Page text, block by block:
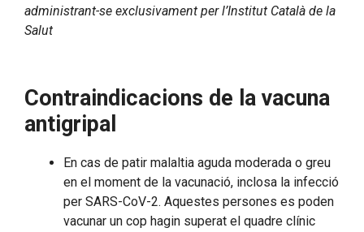
administrant-se exclusivament per l’Institut Català de la
Salut
Contraindicacions de la vacuna
antigripal
En cas de patir malaltia aguda moderada o greu
en el moment de la vacunació, inclosa la infecció
per SARS-CoV-2. Aquestes persones es poden
vacunar un cop hagin superat el quadre clínic